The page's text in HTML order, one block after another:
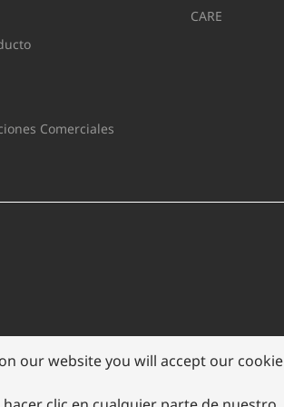
Comerciales
CARE
our website you will accept our cookie